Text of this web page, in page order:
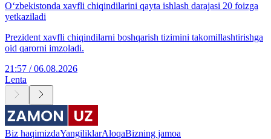
O‘zbekistonda xavfli chiqindilarini qayta ishlash darajasi 20 foizga
yetkaziladi
Prezident xavfli chiqindilarni boshqarish tizimini takomillashtirishga
oid qarorni imzoladi.
21:57 / 06.08.2026
Lenta
Biz haqimizdaYangiliklarAloqaBizning jamoa